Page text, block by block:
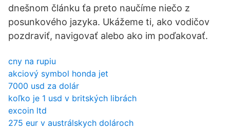
dnešnom článku ťa preto naučíme niečo z
posunkového jazyka. Ukážeme ti, ako vodičov
pozdraviť, navigovať alebo ako im poďakovať.
cny na rupiu
akciový symbol honda jet
7000 usd za dolár
koľko je 1 usd v britských librách
excoin ltd
275 eur v austrálskych dolároch